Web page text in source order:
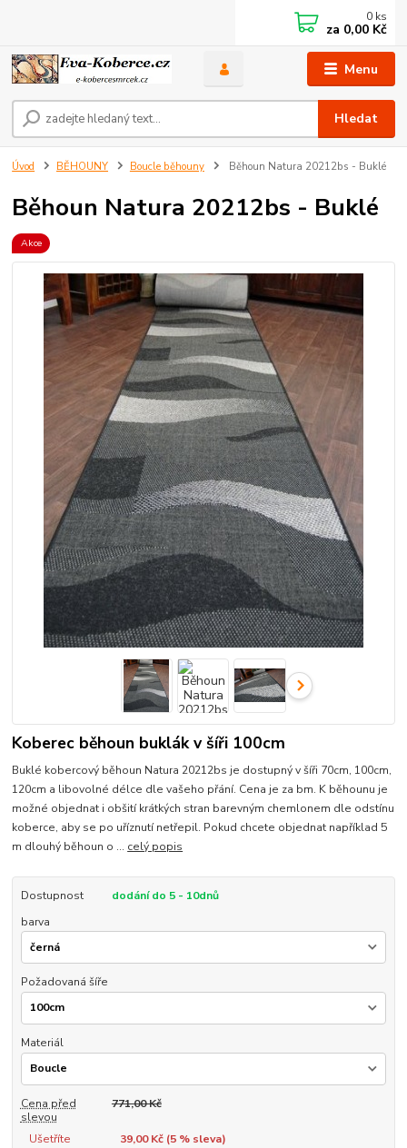
Menu
Hledat
0 ks
za 0,00 Kč
Úvod BĚHOUNY Boucle běhouny Běhoun Natura 20212bs - Buklé
Běhoun Natura 20212bs - Buklé
Akce
Koberec běhoun buklák v šíři 100cm
Buklé kobercový běhoun Natura 20212bs je dostupný v šíři 70cm, 100cm,
120cm a libovolné délce dle vašeho přání. Cena je za bm. K běhounu je
možné objednat i obšití krátkých stran barevným chemlonem dle odstínu
koberce, aby se po uříznutí netřepil. Pokud chcete objednat například 5
m dlouhý běhoun o ... celý popis
Dostupnost
dodání do 5 - 10dnů
barva
Požadovaná šíře
Materiál
Cena před
slevou
771,00 Kč
Ušetříte 39,00 Kč (5% sleva)